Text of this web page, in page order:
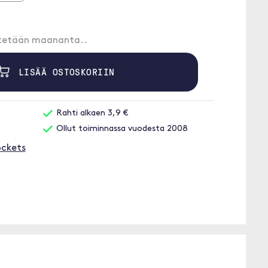
maananta..
LISÄÄ OSTOSKORIIN
Rahti alkaen 3,9 €
Ollut toiminnassa vuodesta 2008